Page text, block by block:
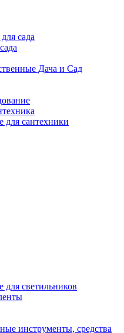
сада
Дача и Сад
сантехники
светильников
инструменты, средства